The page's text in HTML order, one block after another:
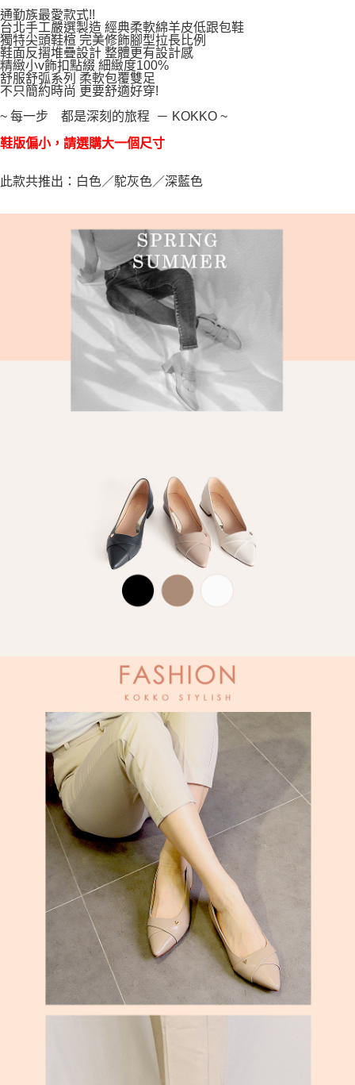
【「AFTEE先享後付」結帳流程】
１．於結帳方式選擇「AFTEE先享後付」後，將跳轉至「AFTEE先享後付」
結帳頁面，進行簡訊認證並確認金額後，即可完成結帳。
２．訂單成立數日內，您將收到繳費通知簡訊。
３．收到繳費通知簡訊後14天內，點擊此簡訊中的連結，可透過四大超商／
※ 請注意：結帳手續完成當下不需立刻繳費，但若您需要取消訂單，請聯絡
後付繳納相關費用。
是否繳費成功／繳費後需取消欲退款等相關疑問，請聯繫「AFTEE先享後付
客戶支援中心」https://netprotections.freshdesk.com/support/home
【注意事項】
１．透過由恩沛科技股份有限公司提供之「AFTEE先享後付」服務完成之交
易，需依本服務之必要範圍內提供個人資料，並將交易相關給付款項請求債
權轉讓予恩沛科技股份有限公司。
２．關於個人資料處理事宜，請瀏覽以下網址：
https://aftee.tw/terms/#terms3
３．未成年的使用者請事先徵得法定代理人或監護人之同意方可使用
「AFTEE先享後付」，若未經同意申辦者引起之損失，本公司不負相關責
４．使用「AFTEE先享後付」時，將依據個別帳號之用戶狀況，依本公司即
時審查核予不同之上限額度；若仍有額度不足之情形，本公司將視審查結果
５．嚴禁一人註冊多個帳號或使用他人資訊註冊。若發現惡意使用之情形，
恩沛科技股份有限公司將有權停止該用戶之使用額度並採取法律行動。
宅配通
每筆NT$100，滿NT$999(含以上)免運費
通勤族最愛款式!!
台北手工嚴選製造 經典柔軟綿羊皮低跟包鞋
獨特尖頭鞋楦 完美修飾腳型拉長比例
鞋面反摺堆疊設計 整體更有設計感
精緻小v飾扣點綴 細緻度100%
舒服舒弧系列 柔軟包覆雙足
不只簡約時尚 更要舒適好穿!
~ 每一步 都是深刻的旅程 － KOKKO ~
鞋版偏小，請選購大一個尺寸
此款共推出：白色／駝灰色／深藍色